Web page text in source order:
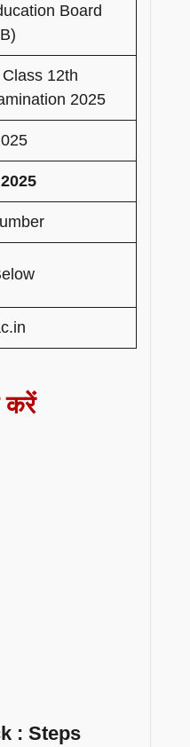
Board
12th
2025
करें
: Steps